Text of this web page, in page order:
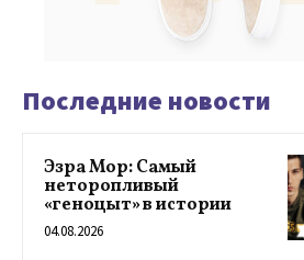
Последние новости
Эзра Мор: Самый
неторопливый
«геноцыт» в истории
04.08.2026